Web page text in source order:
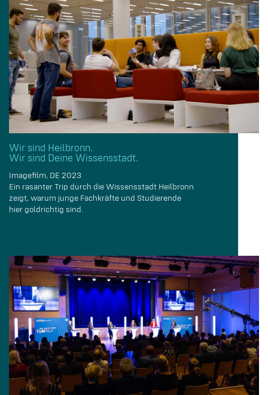
Wir sind Heilbronn.
Wir sind Deine Wissensstadt.
Imagefilm, DE 2023
Ein rasanter Trip durch die Wissensstadt Heilbronn
zeigt, warum junge Fachkräfte und Studierende
hier goldrichtig sind.